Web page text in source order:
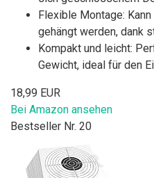
Flexible Montage:
gehängt werden, dank
Kompakt und leicht:
Gewicht, ideal für den
18,99 EUR
Bei Amazon ansehen
Bestseller Nr. 20